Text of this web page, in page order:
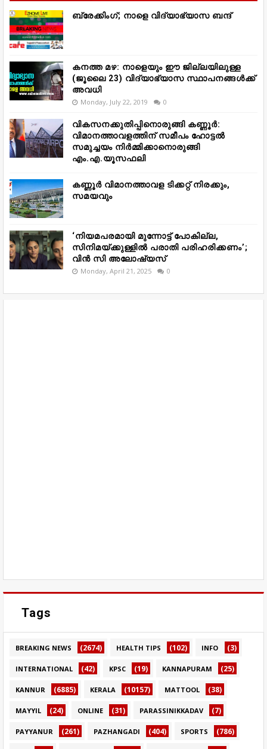
ബ്രേക്കിംഗ്; നാളെ വിദ്യാഭ്യാസ ബന്ദ്
കനത്ത മഴ: നാളെയും ഈ ജില്ലയിലുള്ള
(ജൂലൈ 23) വിദ്യാഭ്യാസ സ്ഥാപനങ്ങൾക്ക്
അവധി
Monday, July 22, 2019 0
വികസനക്കുതിപ്പിനൊരുങ്ങി കണ്ണൂർ:
വിമാനത്താവളത്തിന് സമീപം ഹോട്ടൽ
സമുച്ചയം നിർമ്മിക്കാനൊരുങ്ങി
എം.എ.യൂസഫലി
കണ്ണൂർ വിമാനത്താവള ടിക്കറ്റ് നിരക്കും,
സമയവും
‘നിയമപരമായി മുന്നോട്ട് പോകില്ല,
സിനിമയ്ക്കുള്ളിൽ പരാതി പരിഹരിക്കണം’;
വിൻ സി അലോഷ്യസ്
Monday, April 21, 2025 0
Tags
BREAKING NEWS (2674) HEALTH TIPS (102) INFO (3)
INTERNATIONAL (42) KPSC (19) KANNAPURAM (25)
KANNUR (6885) KERALA (10157) MATTOOL (38)
MAYYIL (24) ONLINE (31) PARASSINIKKADAV (7)
PAYYANUR (261) PAZHANGADI (404) SPORTS (786)